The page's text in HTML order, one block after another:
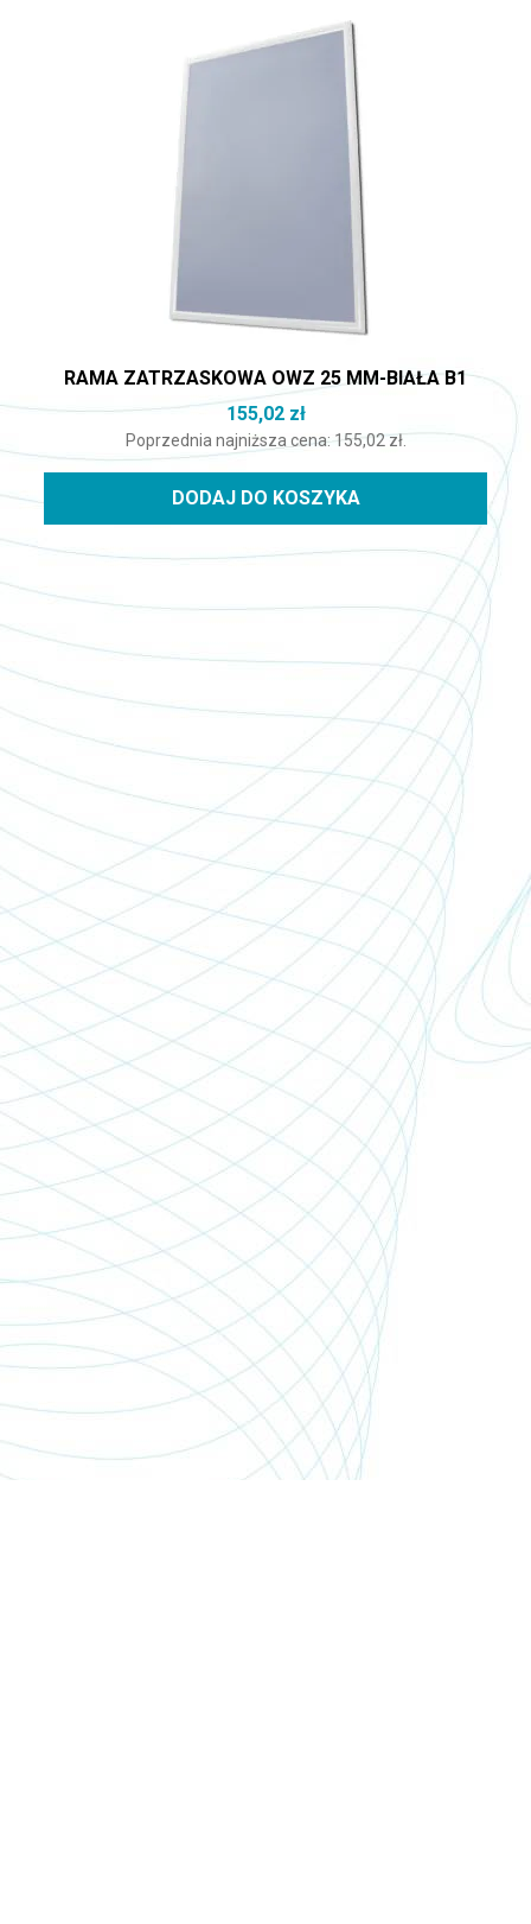
RAMA ZATRZASKOWA OWZ 25 MM-BIAŁA B1
155,02 zł
Poprzednia najniższa cena:155,02zł.
DODAJ DO KOSZYKA